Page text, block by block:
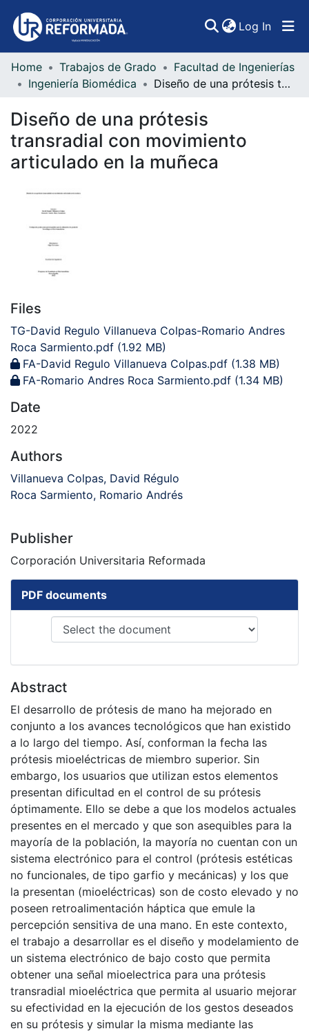
Log In
Communities & Collections
Statistics
Home Trabajos de Grado
Facultad de Ingenierías
Ingeniería Biomédica
Diseño de una prótesis transradial con movimiento articulado en la muñeca
Diseño de una prótesis
transradial con movimiento
articulado en la muñeca
Files
TG-David Regulo Villanueva Colpas-Romario Andres
Roca Sarmiento.pdf (1.92 MB)
FA-David Regulo Villanueva Colpas.pdf (1.38 MB)
FA-Romario Andres Roca Sarmiento.pdf (1.34 MB)
Date
2022
Authors
Villanueva Colpas, David Régulo
Roca Sarmiento, Romario Andrés
Publisher
Corporación Universitaria Reformada
PDF documents
Abstract
El desarrollo de prótesis de mano ha mejorado en
conjunto a los avances tecnológicos que han existido
a lo largo del tiempo. Así, conforman la fecha las
prótesis mioeléctricas de miembro superior. Sin
embargo, los usuarios que utilizan estos elementos
presentan dificultad en el control de su prótesis
óptimamente. Ello se debe a que los modelos actuales
presentes en el mercado y que son asequibles para la
mayoría de la población, la mayoría no cuentan con un
sistema electrónico para el control (prótesis estéticas
no funcionales, de tipo garfio y mecánicas) y los que
la presentan (mioeléctricas) son de costo elevado y no
poseen retroalimentación háptica que emule la
percepción sensitiva de una mano. En este contexto,
el trabajo a desarrollar es el diseño y modelamiento de
un sistema electrónico de bajo costo que permita
obtener una señal mioelectrica para una prótesis
transradial mioeléctrica que permita al usuario mejorar
su efectividad en la ejecución de los gestos deseados
en su prótesis y simular la misma mediante las